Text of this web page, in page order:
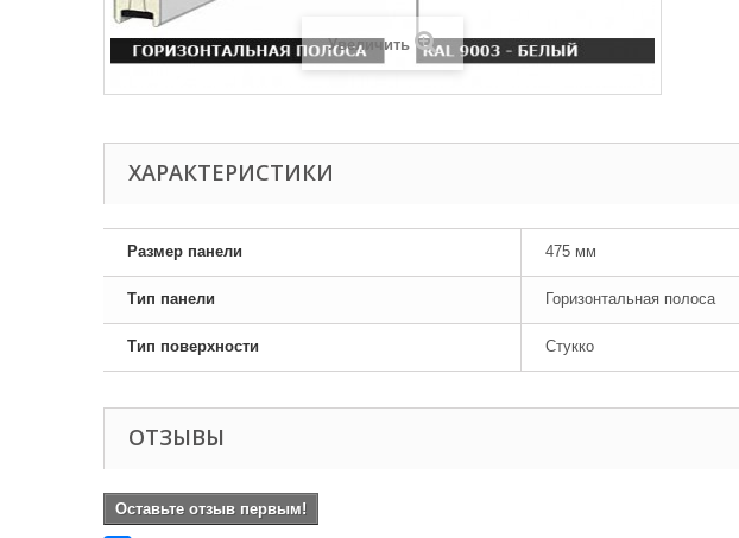
Увеличить
ХАРАКТЕРИСТИКИ
Размер панели 475 мм
Тип панели Горизонтальная полоса
Тип поверхности Стукко
ОТЗЫВЫ
Оставьте отзыв первым!
Отправить